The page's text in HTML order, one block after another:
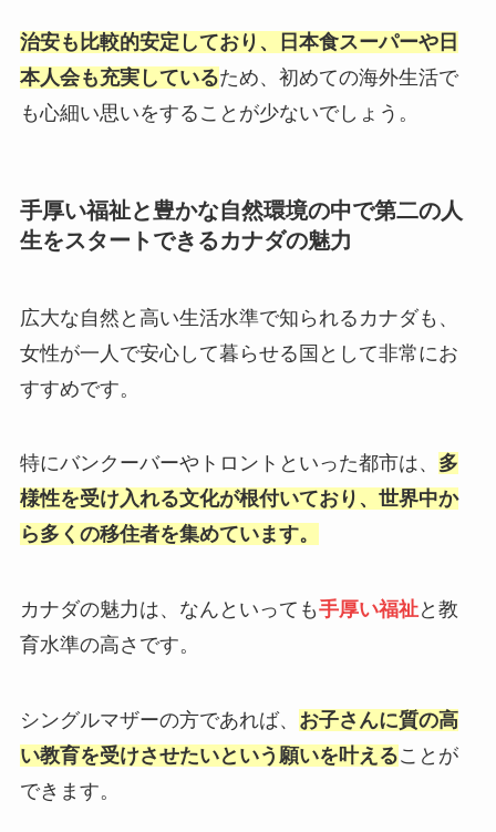
治安も比較的安定しており、日本食スーパーや日
本人会も充実しているため、初めての海外生活で
も心細い思いをすることが少ないでしょう。
手厚い福祉と豊かな自然環境の中で第二の人
生をスタートできるカナダの魅力
広大な自然と高い生活水準で知られるカナダも、
女性が一人で安心して暮らせる国として非常にお
すすめです。
特にバンクーバーやトロントといった都市は、 多
様性を受け入れる文化が根付いており、世界中か
ら多くの移住者を集めています。
カナダの魅力は、なんといっても手厚い福祉と教
育水準の高さです。
シングルマザーの方であれば、 お子さんに質の高
い教育を受けさせたいという願いを叶えることが
できます。